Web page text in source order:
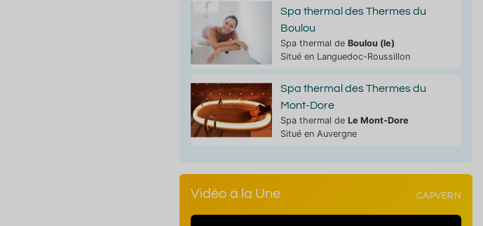
Spa thermal des Thermes du
Boulou
Spa thermal de Boulou (le)
Situé en Languedoc-Roussillon
Spa thermal des Thermes du
Mont-Dore
Spa thermal de Le Mont-Dore
Situé en Auvergne
Vidéo à la Une CAPVERN